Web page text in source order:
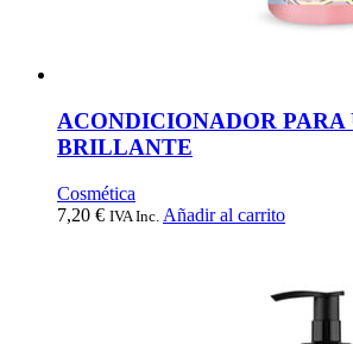
ACONDICIONADOR
BRILLANTE
Cosmética
7,20 € IVA Inc. Añadir al carrito